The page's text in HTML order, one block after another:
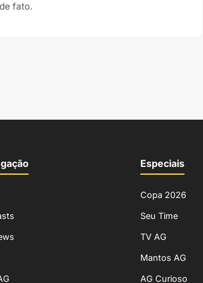
fato.
Especiais
Copa 2026
Seu Time
TV AG
Mantos AG
AG Curioso